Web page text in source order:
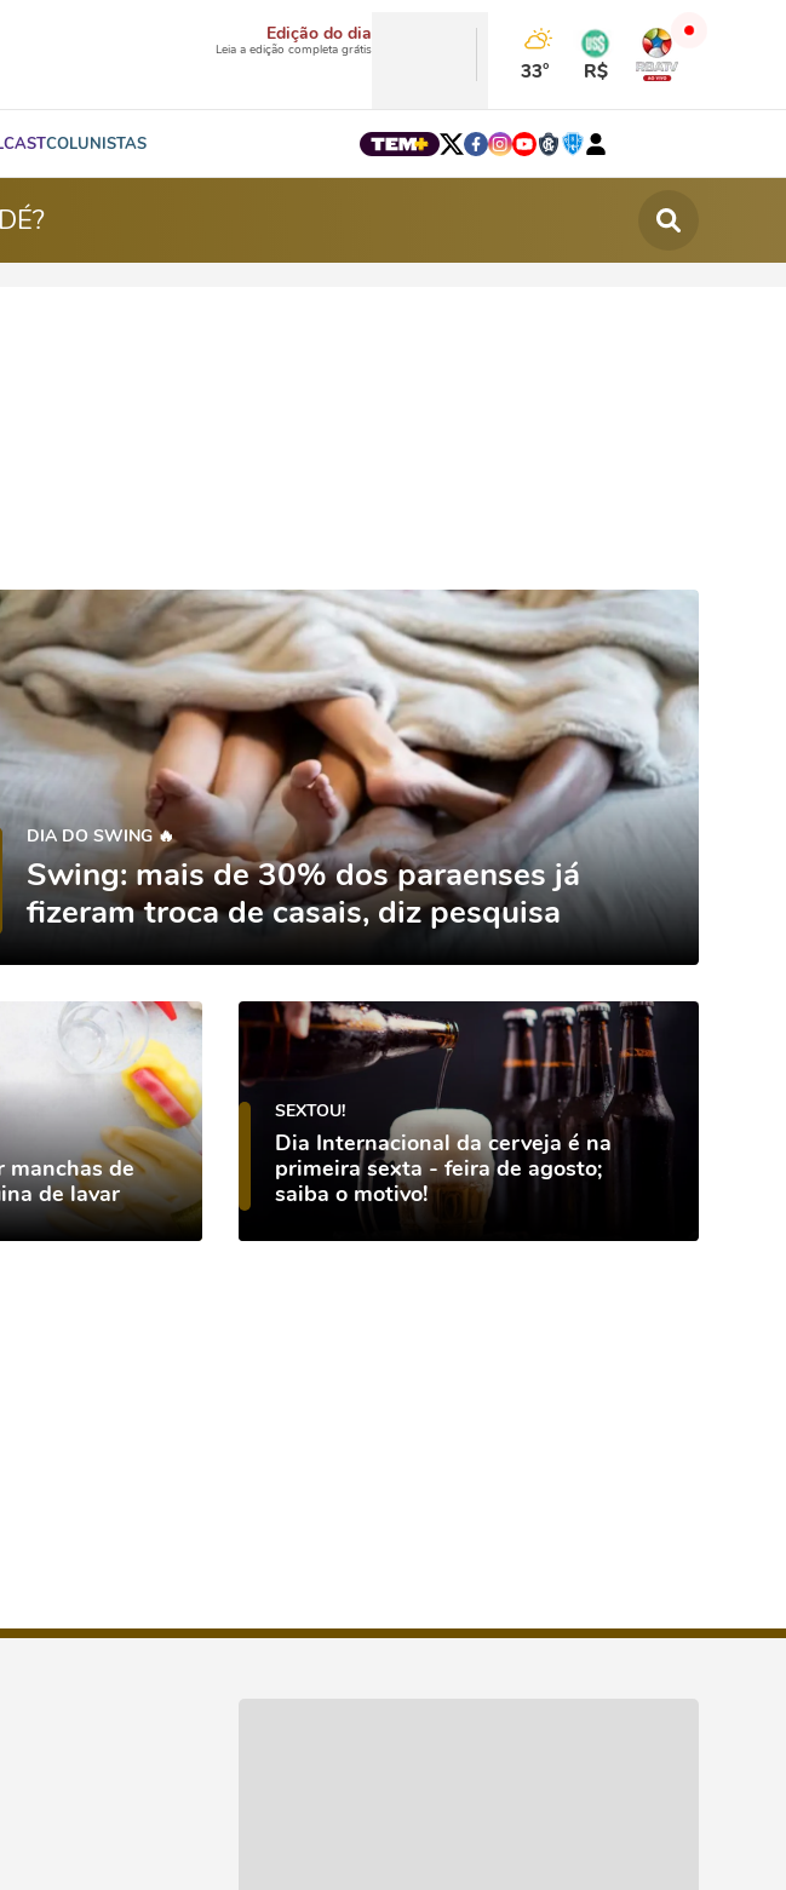
Edição do dia
Leia a edição completa grátis
33° R$
COLUNISTAS
DIA DO SWING 🔥
Swing: mais de 30% dos paraenses já
fizeram troca de casais, diz pesquisa
manchas de
de lavar
SEXTOU!
Dia Internacional da cerveja é na
primeira sexta - feira de agosto;
saiba o motivo!